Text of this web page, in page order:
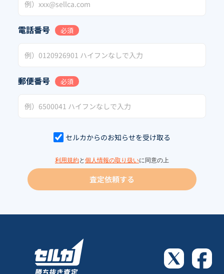
電話番号 必須
郵便番号 必須
セルカからのお知らせを受け取る
利用規約と 個人情報の取り扱いに同意の上
査定依頼する